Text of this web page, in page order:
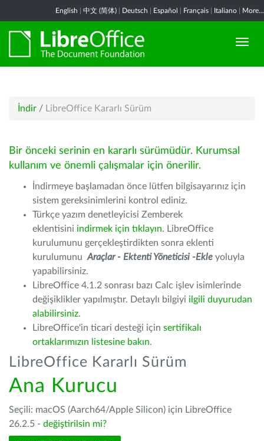
English 中文 (简体) Deutsch Español Français Italiano More...
İndir / LibreOffice Kararlı Sürüm
Bir önceki serinin en kararlı sürümüdür. Kurumsal
kullanım ve önemli çalışmalar için önerilir.
İndirmeye başlamadan önce lütfen bilgisayarınız için
sistem gereksinimlerini kontrol ediniz.
Türkçe yazım denetleyicisi Zemberek
eklentisini indirmek için tıklayın. LibreOffice
kurulumunu gerçekleştirdikten sonra eklenti
kurulumunu Araçlar - Ektenti Yöneticisi -Ekle yoluyla
yapabilirsiniz.
LibreOffice 4.1.2 sonrası bazı Calc işlev isimlerinde
değişiklikler yapılmıştır. Detaylı bilgiyi ilgili duyurudan
alabilirsiniz.
LibreOffice'in ticari desteği için sertifikalı
ortaklarımızın listesine bakın.
LibreOffice Kararlı Sürüm
Ana Kurucu
Seçili: macOS (Aarch64/Apple Silicon) için LibreOffice
26.2.5 - değiştirilsin mi?